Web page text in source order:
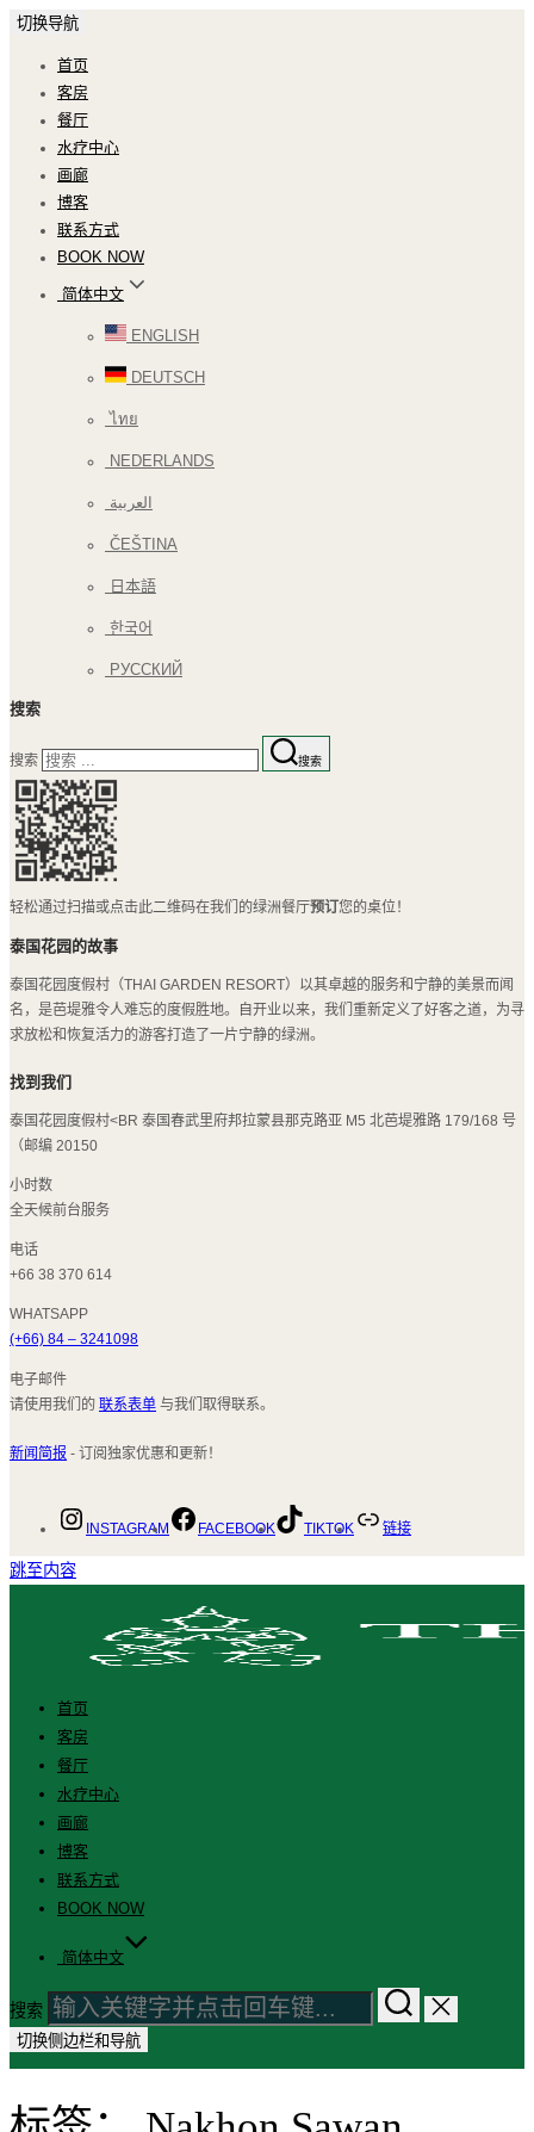
切换导航
首页
客房
餐厅
水疗中心
画廊
博客
联系方式
BOOK NOW
简体中文
ENGLISH
DEUTSCH
ไทย
NEDERLANDS
العربية
ČEŠTINA
日本語
한국어
РУССКИЙ
搜索
搜索 搜索
轻松通过扫描或点击此二维码在我们的绿洲餐厅预订 您的桌位！
泰国花园的故事
泰国花园度假村（THAI GARDEN RESORT）以其卓越的服务和宁静的美景而闻
名，是芭堤雅令人难忘的度假胜地。自开业以来，我们重新定义了好客之道，为寻
求放松和恢复活力的游客打造了一片宁静的绿洲。
找到我们
泰国花园度假村<BR 泰国春武里府邦拉蒙县那克路亚 M5 北芭堤雅路 179/168 号
（邮编 20150
小时数
全天候前台服务
电话
+66 38 370 614
WHATSAPP
(+66) 84 – 3241098
电子邮件
请使用我们的 联系表单 与我们取得联系。
新闻简报 - 订阅独家优惠和更新！
INSTAGRAM FACEBOOK TIKTOK 链接
跳至内容
首页
客房
餐厅
水疗中心
画廊
博客
联系方式
BOOK NOW
简体中文
搜索
切换侧边栏和导航